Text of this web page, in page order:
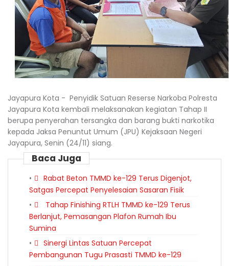
Jayapura Kota - Penyidik Satuan Reserse Narkoba Polresta
Jayapura Kota kembali melaksanakan kegiatan Tahap II
berupa penyerahan tersangka dan barang bukti narkotika
kepada Jaksa Penuntut Umum (JPU) Kejaksaan Negeri
Jayapura, Senin (24/11) siang.
Baca Juga
Rabat Beton TMMD ke-129 Terus Digenjot,
Satgas Percepat Penyelesaian Sasaran Fisik
Tahap Finishing RTLH TMMD ke-129 Terus
Berlanjut, Pemasangan Plafon Rumah Ibu
Sumina
Sinergi Lintas Satuan Percepat
Pembangunan Tugu Prasasti TMMD ke-129